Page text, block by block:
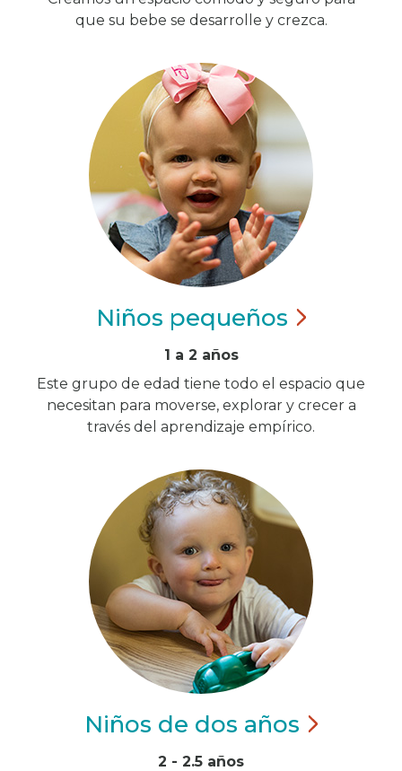
que su bebe se desarrolle y crezca.
Niños pequeños
1 a 2 años
Este grupo de edad tiene todo el espacio que
necesitan para moverse, explorar y crecer a
través del aprendizaje empírico.
Niños de dos años
2 - 2.5 años